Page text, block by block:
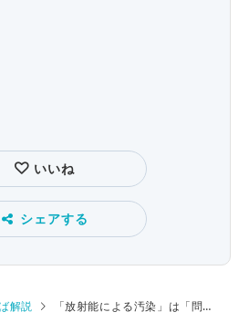
いいね
シェアする
解説 「放射能による汚染」は「問題あり」が多数だが